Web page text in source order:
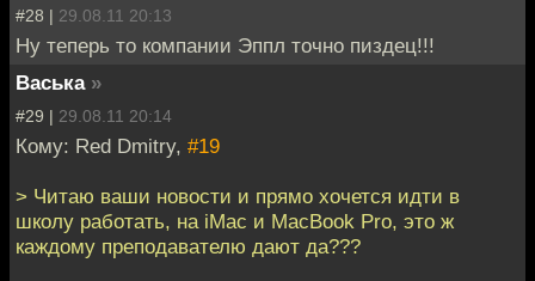
#28 | 29.08.11 20:13
Ну теперь то компании Эппл точно пиздец!!!
Васька »
#29 | 29.08.11 20:14
Кому: Red Dmitry, #19
> Читаю ваши новости и прямо хочется идти в
школу работать, на iMac и MacBook Pro, это ж
каждому преподавателю дают да???